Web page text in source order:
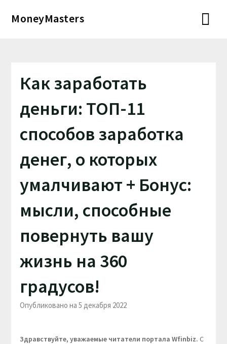
MoneyMasters
Как заработать
деньги: ТОП-11
способов заработка
денег, о которых
умалчивают + Бонус:
мысли, способные
повернуть вашу
жизнь на 360
градусов!
Опубликовано на 5 декабря 2022
Здравствуйте, уважаемые читатели портала Wfinbiz. С